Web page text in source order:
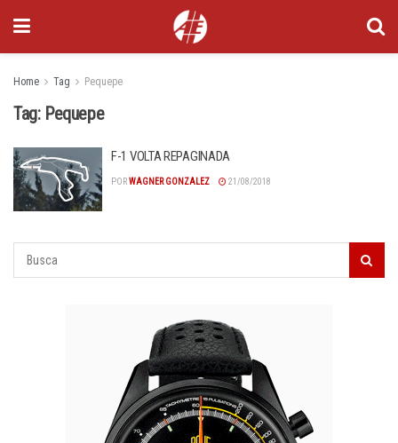
Home Tag Pequepe
Tag: Pequepe
F-1 VOLTA REPAGINADA
PORWAGNER GONZALEZ 21/08/2018